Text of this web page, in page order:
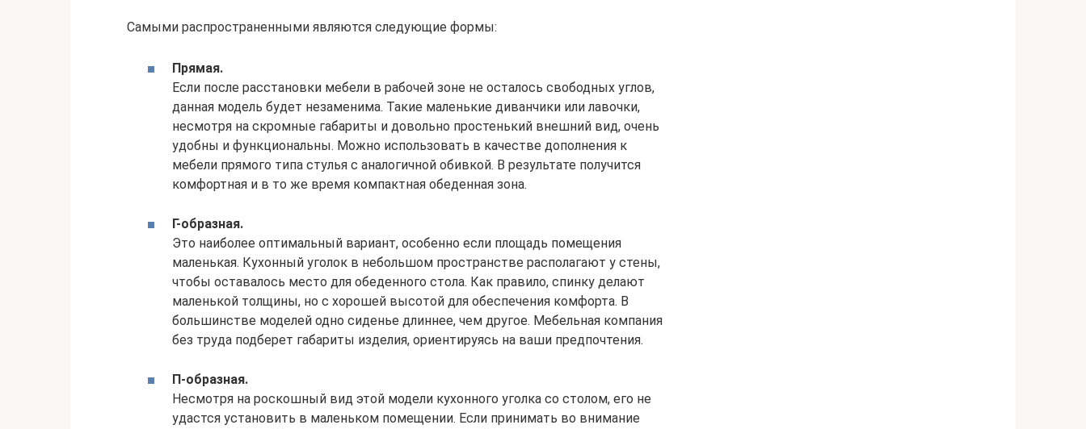
Самыми распространенными являются следующие формы:
Прямая.
Если после расстановки мебели в рабочей зоне не осталось свободных углов,
данная модель будет незаменима. Такие маленькие диванчики или лавочки,
несмотря на скромные габариты и довольно простенький внешний вид, очень
удобны и функциональны. Можно использовать в качестве дополнения к
мебели прямого типа стулья с аналогичной обивкой. В результате получится
комфортная и в то же время компактная обеденная зона.
Г-образная.
Это наиболее оптимальный вариант, особенно если площадь помещения
маленькая. Кухонный уголок в небольшом пространстве располагают у стены,
чтобы оставалось место для обеденного стола. Как правило, спинку делают
маленькой толщины, но с хорошей высотой для обеспечения комфорта. В
большинстве моделей одно сиденье длиннее, чем другое. Мебельная компания
без труда подберет габариты изделия, ориентируясь на ваши предпочтения.
П-образная.
Несмотря на роскошный вид этой модели кухонного уголка со столом, его не
удастся установить в маленьком помещении. Если принимать во внимание